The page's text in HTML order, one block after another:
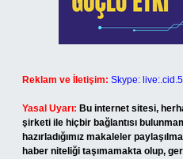
Reklam ve İletişim: Skype:
Yasal Uyarı: Bu internet sitesi,
şirketi ile hiçbir bağlantısı
hazırladığımız makaleler
haber niteliği taşımamakta olup,